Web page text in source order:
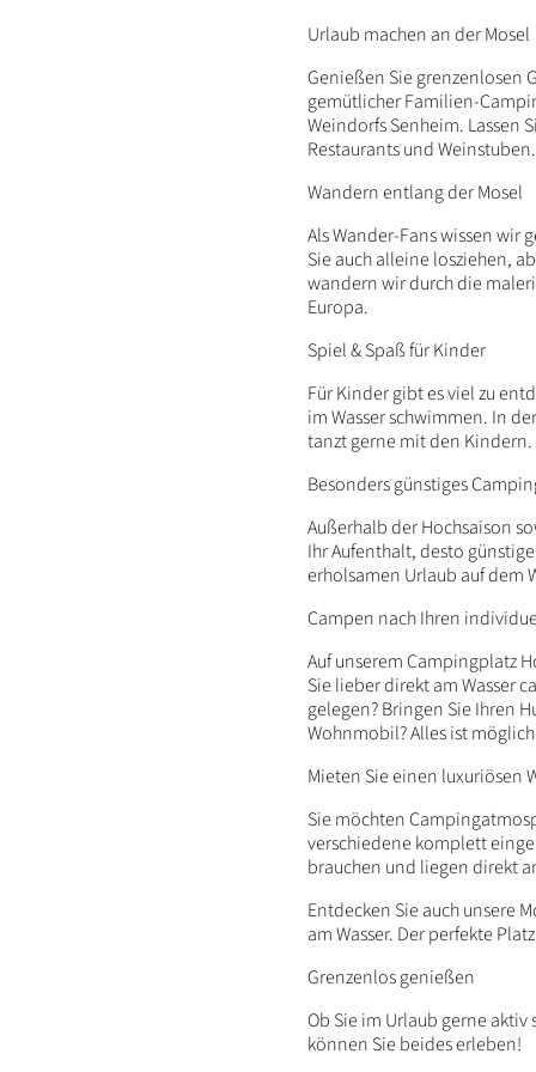
Inhalt
Urlaub machen an der Mosel
Genießen Sie grenzenlosen
gemütlicher Familien-
Weindorfs Senheim. Lassen
Restaurants und
Wandern entlang der Mosel
Als Wander-Fans wissen wir
Sie auch alleine losziehen,
wandern wir durch die
Europa.
Spiel & Spaß für Kinder
Für Kinder gibt es viel zu
im Wasser schwimmen. In
tanzt gerne mit den Kindern.
Besonders günstiges
Außerhalb der Hochsaison
Ihr Aufenthalt, desto
erholsamen Urlaub auf dem
Campen nach Ihren
Auf unserem Campingplatz
Sie lieber direkt am Wasser
gelegen? Bringen Sie Ihren
Wohnmobil? Alles ist
Mieten Sie einen luxuriösen
Sie möchten
verschiedene komplett
brauchen und liegen direkt
Entdecken Sie auch unsere
am Wasser. Der perfekte
Grenzenlos genießen
Ob Sie im Urlaub gerne
können Sie beides erleben!